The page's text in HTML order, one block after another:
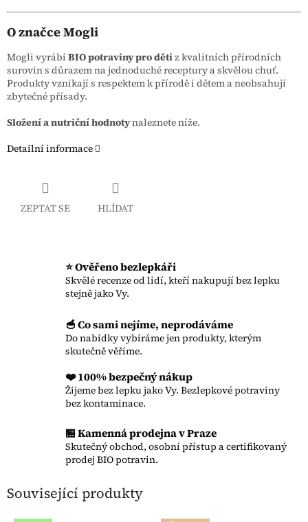
O značce Mogli
Mogli vyrábí BIO potraviny pro dětiz kvalitních přírodních
surovin s důrazem na jednoduché receptury a skvělou chuť.
Produkty vznikají s respektem k přírodě i dětem a neobsahují
zbytečné přísady.
Složení a nutriční hodnotynaleznete níže.
Detailní informace
ZEPTAT SE HLÍDAT
⭐ Ověřeno bezlepkáři
Skvělé recenze od lidí, kteří nakupují bez lepku
stejně jako Vy.
🥣 Co sami nejíme, neprodáváme
Do nabídky vybíráme jen produkty, kterým
skutečně věříme.
❤️ 100% bezpečný nákup
Žijeme bez lepku jako Vy. Bezlepkové potraviny
bez kontaminace.
🏪 Kamenná prodejna v Praze
Skutečný obchod, osobní přístup a certifikovaný
prodej BIO potravin.
Související produkty